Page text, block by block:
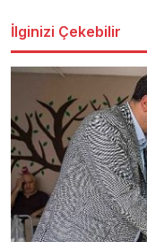
İlginizi Çekebilir